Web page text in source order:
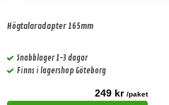
Högtalaradapter 165mm
Snabblager 1-3 dagar
Finns i lagershop Göteborg
249 kr /paket